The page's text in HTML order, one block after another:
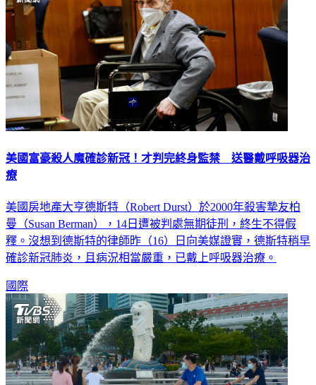
美國富豪殺人魔確診新冠！才判完終身監禁 送醫戴呼吸器治
美國房地產大亨德斯特（Robert Durst）於2000年殺害摯友柏
曼（Susan Berman），14日遭被判處無期徒刑，終生不得假
釋。沒想到德斯特的律師昨（16）日向美媒證實，德斯特稍早
國際